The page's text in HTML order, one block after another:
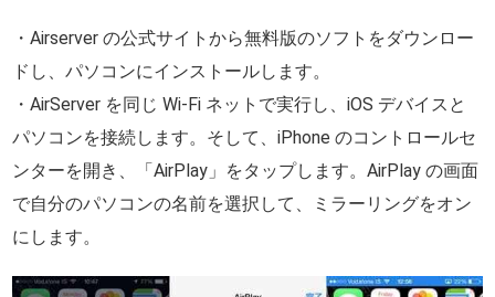
・Airserver の公式サイトから無料版のソフトをダウンロー
ドし、パソコンにインストールします。
・AirServer を同じ Wi-Fi ネットで実行し、iOS デバイスと
パソコンを接続します。そして、iPhone のコントロールセ
ンターを開き、「AirPlay」をタップします。AirPlay の画面
で自分のパソコンの名前を選択して、ミラーリングをオン
にします。